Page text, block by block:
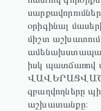
օրիգինալ
միշտ
իսկ պատճառով
ՎԱՎԵՐԱՑՎԱԾ
զբաղվողները
աշխատանքը: